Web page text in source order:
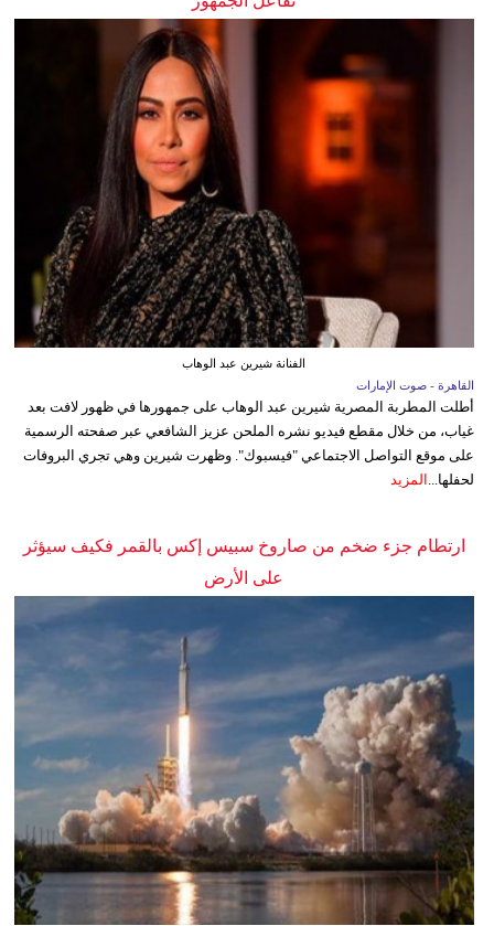
الفنانة شيرين عبد الوهاب
القاهرة - صوت الإمارات
أطلت المطربة المصرية شيرين عبد الوهاب على جمهورها في ظهور لافت بعد
غياب، من خلال مقطع فيديو نشره الملحن عزيز الشافعي عبر صفحته الرسمية
على موقع التواصل الاجتماعي "فيسبوك". وظهرت شيرين وهي تجري البروفات
لحفلها... المزيد
ارتطام جزء ضخم من صاروخ سبيس إكس بالقمر فكيف سيؤثر
على الأرض